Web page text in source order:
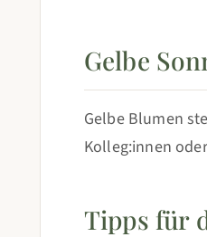
Gelbe
Gelbe Blumen
Kolleg:innen
Tipps für